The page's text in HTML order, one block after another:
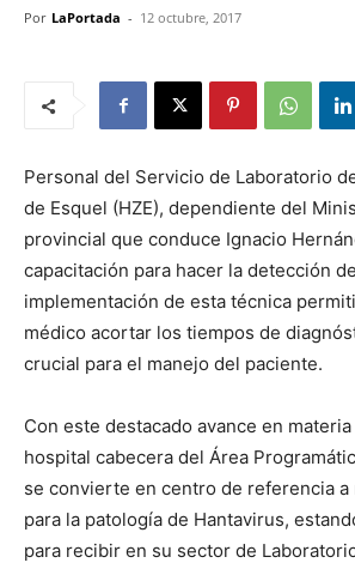
Por LaPortada - 12 octubre, 2017
Personal del Servicio de Laboratorio
de Esquel (HZE), dependiente del
provincial que conduce Ignacio
capacitación para hacer la detección
implementación de esta técnica
médico acortar los tiempos de
crucial para el manejo del paciente.
Con este destacado avance en
hospital cabecera del Área
se convierte en centro de referencia
para la patología de Hantavirus,
para recibir en su sector de